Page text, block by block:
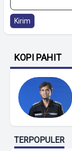
Kirim
KOPI PAHIT
TERPOPULER